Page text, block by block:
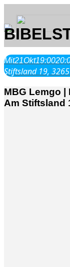
Über Uns
Was
Jesus
Mit21Okt19:00
Stiftsland 19,
MBG Lemgo
Am Stiftsland